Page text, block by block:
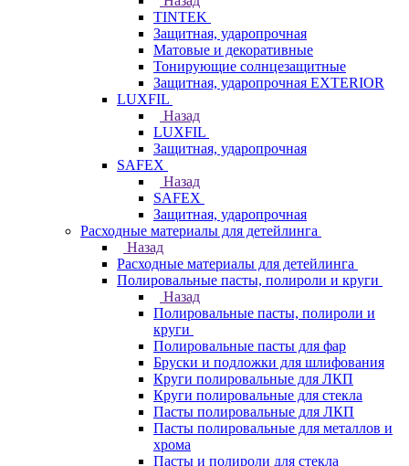
TINTEK
Защитная, ударопрочная
Матовые и декоративные
Тонирующие солнцезащитные
Защитная, ударопрочная EXTERIOR
LUXFIL
Назад
LUXFIL
Защитная, ударопрочная
SAFEX
Назад
SAFEX
Защитная, ударопрочная
Расходные материалы для детейлинга
Назад
Расходные материалы для детейлинга
Полировальные пасты, полироли и круги
Назад
Полировальные пасты, полироли и
круги
Полировальные пасты для фар
Бруски и подложки для шлифования
Круги полировальные для ЛКП
Круги полировальные для стекла
Пасты полировальные для ЛКП
Пасты полировальные для металлов и
хрома
Пасты и полироли для стекла